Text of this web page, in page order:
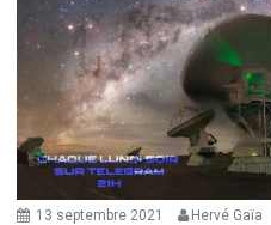
13 septembre 2021 Hervé Gaïa